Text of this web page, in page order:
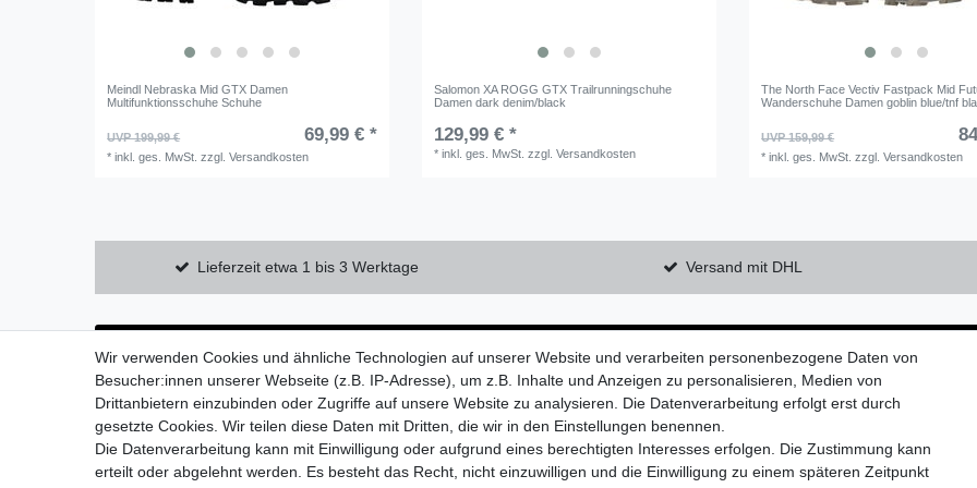
Meindl Nebraska Mid GTX Damen
Multifunktionsschuhe Schuhe
UVP 199,99 € 69,99 € *
*inkl. ges. MwSt. zzgl.Versandkosten
Salomon XA ROGG GTX Trailrunningschuhe
Damen dark denim/black
129,99 € *
*inkl. ges. MwSt. zzgl.Versandkosten
The North Face Vectiv Fastpack Mid
Wanderschuhe Damen goblin blue/tnf
UVP 159,99 €
*inkl. ges. MwSt. zzgl.Versandkosten
Lieferzeit etwa 1 bis 3 Werktage Versand mit DHL
Kontaktieren Sie uns!
Widerrufs­recht Widerrufs­formular Impressum Daten­schutz­erklärung
Wir verwenden Cookies und ähnliche Technologien auf unserer Website und verarbeiten personenbezogene Daten von
Besucher:innen unserer Webseite (z.B. IP-Adresse), um z.B. Inhalte und Anzeigen zu personalisieren, Medien von
Drittanbietern einzubinden oder Zugriffe auf unsere Website zu analysieren. Die Datenverarbeitung erfolgt erst durch
gesetzte Cookies. Wir teilen diese Daten mit Dritten, die wir in den Einstellungen benennen.
Die Datenverarbeitung kann mit Einwilligung oder aufgrund eines berechtigten Interesses erfolgen. Die Zustimmung kann
erteilt oder abgelehnt werden. Es besteht das Recht, nicht einzuwilligen und die Einwilligung zu einem späteren Zeitpunkt